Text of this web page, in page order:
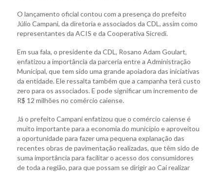
O lançamento oficial contou com a presença do prefeito
Júlio Campani, da diretoria e associados da CDL, assim como
representantes da ACIS e da Cooperativa Sicredi.
Em sua fala, o presidente da CDL, Rosano Adam Goulart,
enfatizou a importância da parceria entre a Administração
Municipal, que tem sido uma grande apoiadora das iniciativas
da entidade. Ele ressalta também que a campanha terá custo
zero para os associados. E pode significar um incremento de
R$ 12 milhões no comércio caiense.
Já o prefeito Campani enfatizou que o comércio caiense é
muito importante para a economia do município e aproveitou
a oportunidade para fazer uma pequena explanação das
recentes obras de pavimentação realizadas, que têm sido de
suma importância para facilitar o acesso dos consumidores
de toda a região, para que possam se dirigir ao Caí realizar